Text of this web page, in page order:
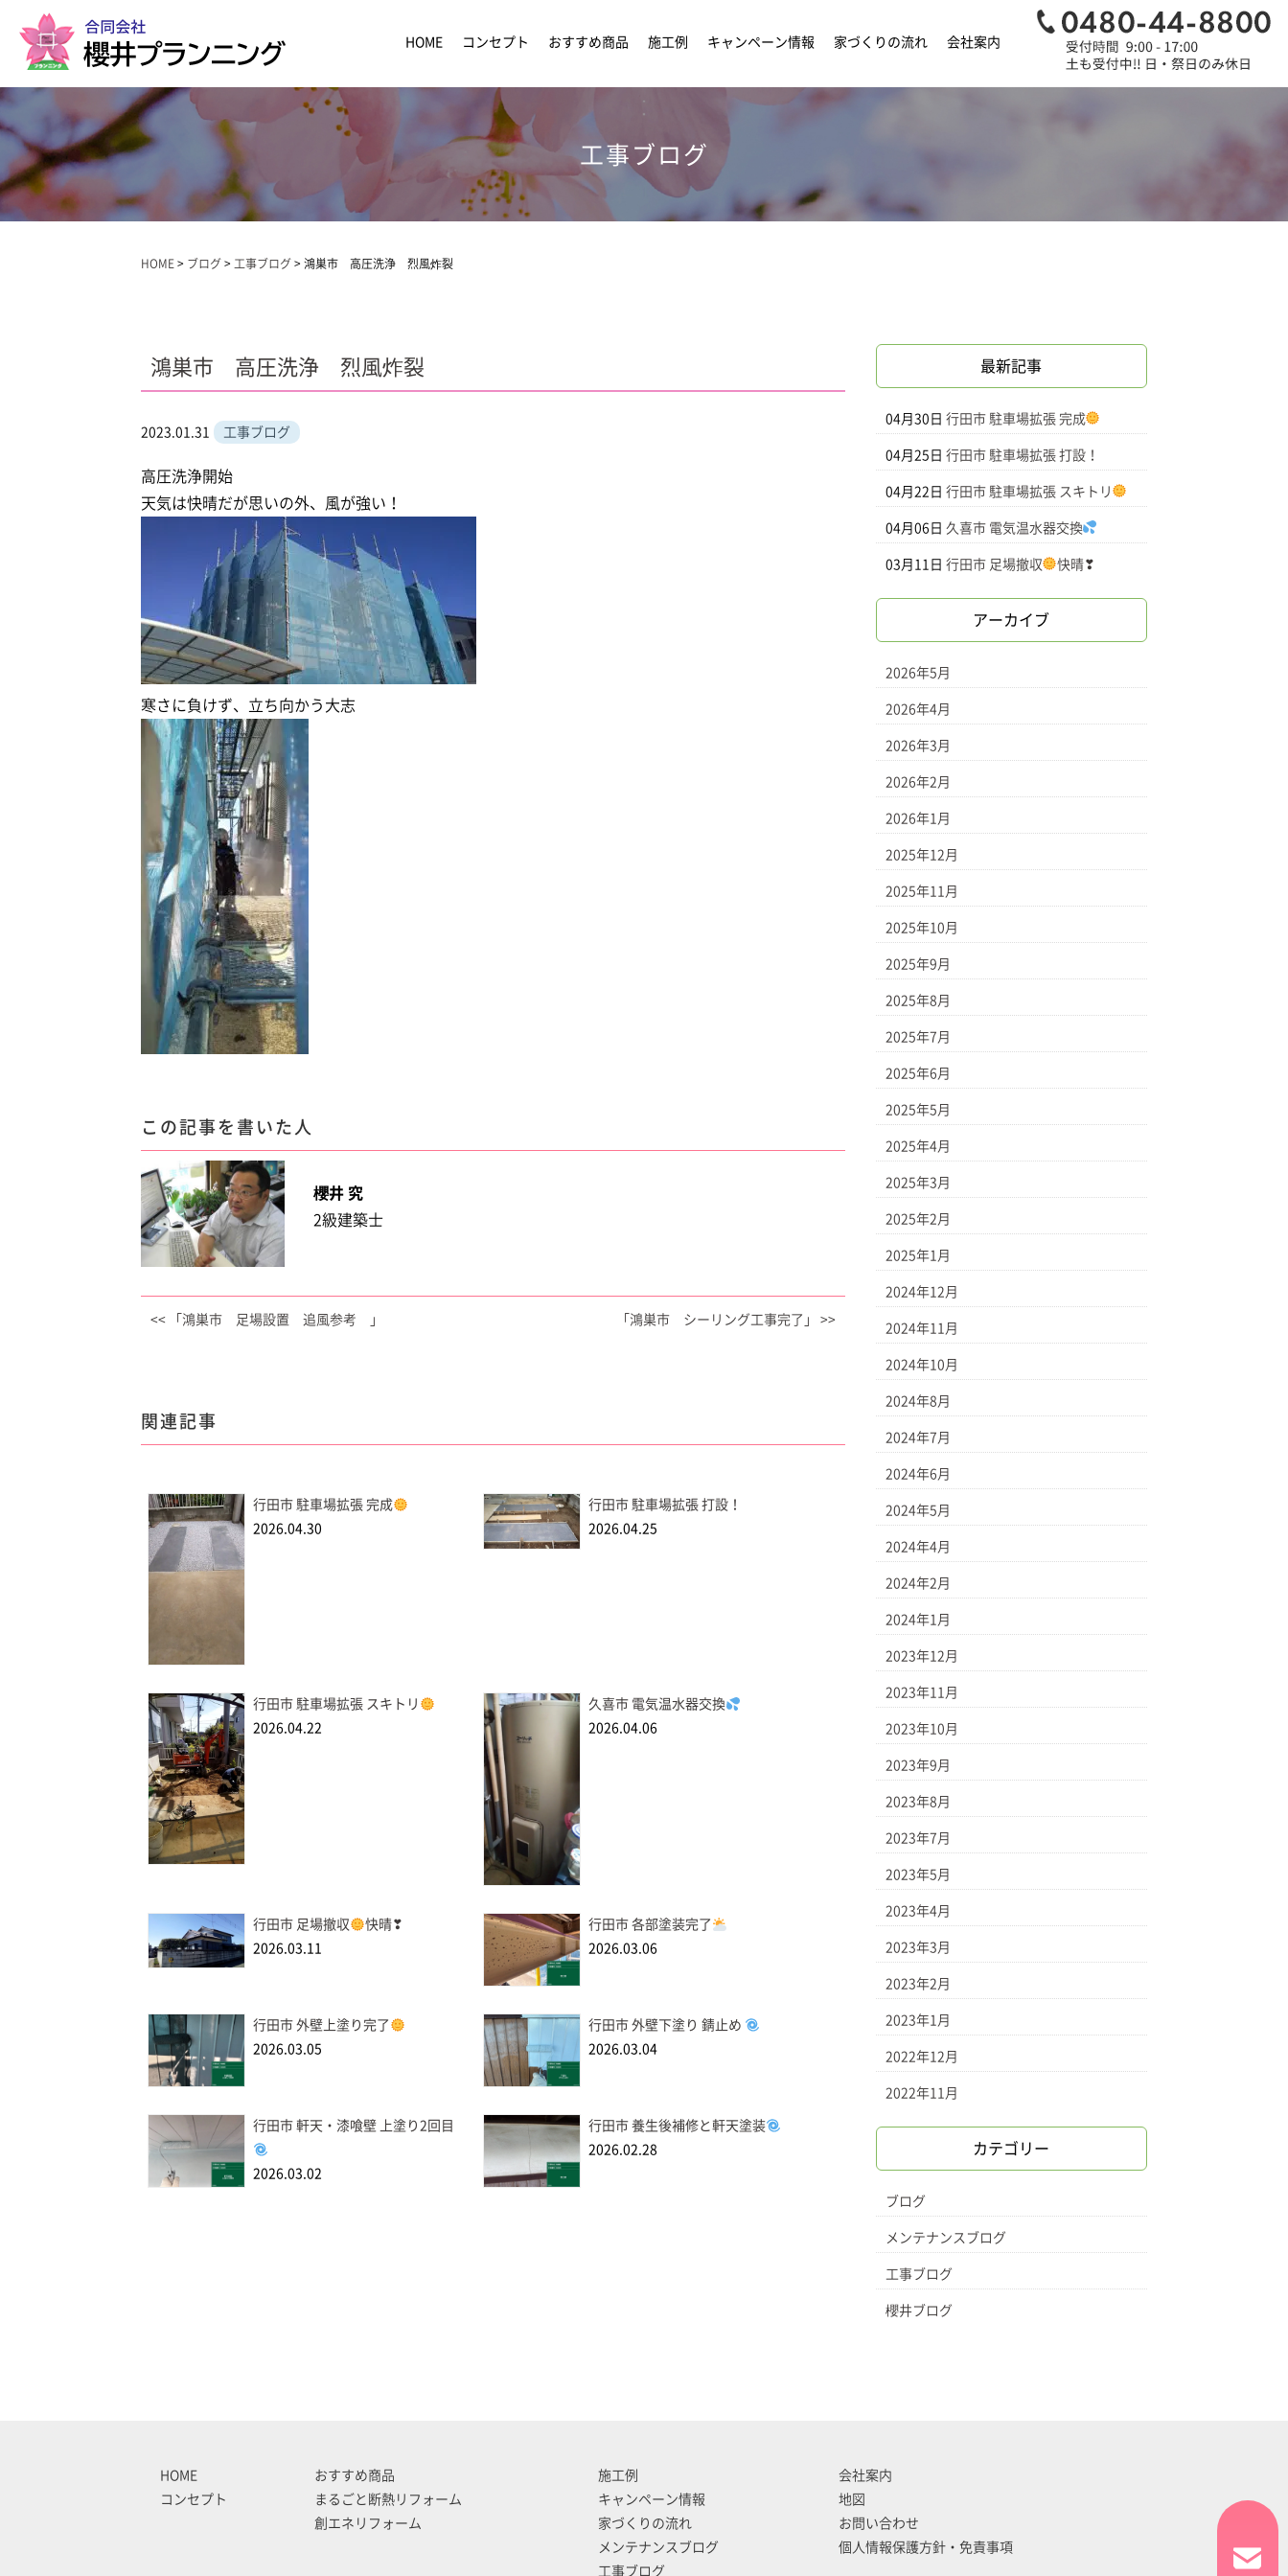
HOME コンセプト おすすめ商品 施工例 キャンペーン情報 家づくりの流れ 会社案内
工事ブログ
HOME > ブログ > 工事ブログ > 鴻巣市 高圧洗浄 烈風炸裂
鴻巣市 高圧洗浄 烈風炸裂
2023.01.31 工事ブログ
高圧洗浄開始
天気は快晴だが思いの外、風が強い！
寒さに負けず、立ち向かう大志
この記事を書いた人
櫻井 究
2級建築士
<< 「鴻巣市 足場設置 追風参考 」 「鴻巣市 シーリング工事完了」 >>
関連記事
行田市 駐車場拡張 完成
2026.04.30
行田市 駐車場拡張 打設！
2026.04.25
行田市 駐車場拡張 スキトリ
2026.04.22
久喜市 電気温水器交換
2026.04.06
行田市 足場撤収
快晴❣
2026.03.11
行田市 各部塗装完了
2026.03.06
行田市 外壁上塗り完了
2026.03.05
行田市 外壁下塗り 錆止め
2026.03.04
行田市 軒天・漆喰壁 上塗り2回目
2026.03.02
行田市 養生後補修と軒天塗装
2026.02.28
最新記事
04月30日 行田市 駐車場拡張 完成
04月25日 行田市 駐車場拡張 打設！
04月22日 行田市 駐車場拡張 スキトリ
04月06日 久喜市 電気温水器交換
03月11日 行田市 足場撤収 快晴❣
アーカイブ
2026年5月
2026年4月
2026年3月
2026年2月
2026年1月
2025年12月
2025年11月
2025年10月
2025年9月
2025年8月
2025年7月
2025年6月
2025年5月
2025年4月
2025年3月
2025年2月
2025年1月
2024年12月
2024年11月
2024年10月
2024年8月
2024年7月
2024年6月
2024年5月
2024年4月
2024年2月
2024年1月
2023年12月
2023年11月
2023年10月
2023年9月
2023年8月
2023年7月
2023年5月
2023年4月
2023年3月
2023年2月
2023年1月
2022年12月
2022年11月
カテゴリー
ブログ
メンテナンスブログ
工事ブログ
櫻井ブログ
HOME
コンセプト
おすすめ商品
まるごと断熱リフォーム
創エネリフォーム
施工例
キャンペーン情報
家づくりの流れ
メンテナンスブログ
工事ブログ
会社案内
地図
お問い合わせ
個人情報保護方針・免責事項